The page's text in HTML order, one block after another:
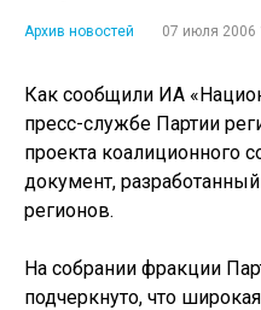
Архив новостей 07 июля 2006
Как сообщили ИА
пресс-службе Партии
проекта коалиционного
документ,
регионов.
На собрании фракции
подчеркнуто, что